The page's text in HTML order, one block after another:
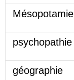
Mésopotamie
psychopathie
géographie